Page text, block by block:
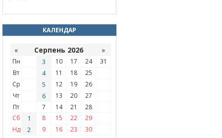
КАЛЕНДАР
« Серпень 2026 »
Пн 3 10 17 24
31
Вт
4 11 18
25
Ср
5 12 19
26
Чт
6 13 20
27
Пт
7 14 21
28
Сб
1 8 15 22
29
Нд
2 9 16 23 30